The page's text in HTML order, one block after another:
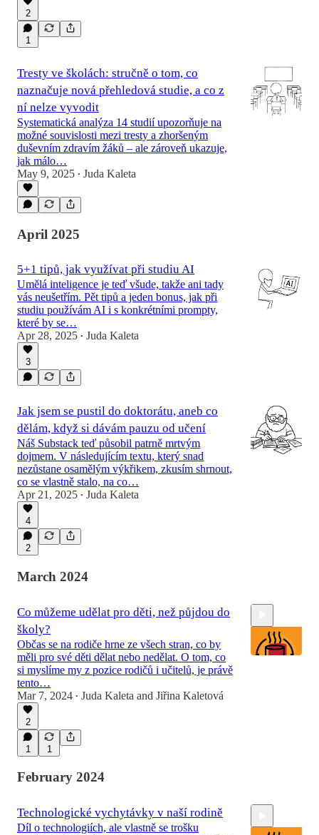
2
1
Tresty ve školách: stručně o tom, co
naznačuje nová přehledová studie, a co z
ní nelze vyvodit
Systematická analýza 14 studií upozorňuje na
možné souvislosti mezi tresty a zhoršeným
duševním zdravím žáků – ale zároveň ukazuje,
jak málo…
May 9, 2025 • Juda Kaleta
April 2025
5+1 tipů, jak využívat při studiu AI
Umělá inteligence je teď všude, takže ani tady
vás neušetřím. Pět tipů a jeden bonus, jak při
studiu používám AI i s konkrétními prompty,
které by se…
Apr 28, 2025 • Juda Kaleta
3
Jak jsem se pustil do doktorátu, aneb co
dělám, když si dávám pauzu od učení
Náš Substack teď působil patrně mrtvým
dojmem. V následujícím textu, který snad
nezůstane osamělým výkřikem, zkusím shrnout,
co se vlastně stalo, na co…
Apr 21, 2025 • Juda Kaleta
4
2
March 2024
Co můžeme udělat pro děti, než půjdou do
školy?
Občas se na rodiče hrne ze všech stran, co by
měli pro své děti dělat nebo nedělat. O tom, co
si myslíme my z pozice rodičů i učitelů, je právě
tento…
Mar 7, 2024 • Juda Kaleta and Jiřina Kaletová
2
1 1
February 2024
Technologické vychytávky v naší rodině
Díl o technologiích, ale vlastně se trošku